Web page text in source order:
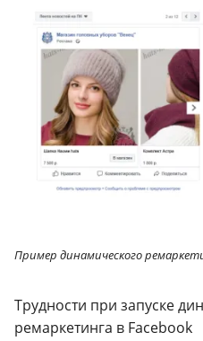
Пример динамического
Трудности при запуске
ремаркетинга в Facebook